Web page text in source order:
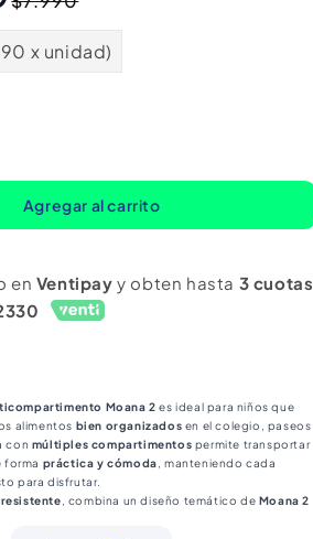
oferta
x unidad)
Agregar al carrito
en Ventipay y obten hasta 3 cuotas
Moana 2 es ideal para niños que
alimentos bien organizados en el colegio, paseos
con múltiples compartimentos permite transportar
forma práctica y cómoda, manteniendo cada
para disfrutar.
, combina un diseño temático de Moana 2